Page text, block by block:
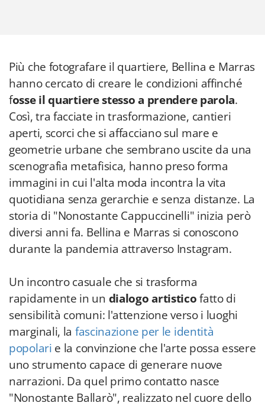
Più che fotografare il quartiere, Bellina e Marras
hanno cercato di creare le condizioni affinché
fosse il quartiere stesso a prendere parola.
Così, tra facciate in trasformazione, cantieri
aperti, scorci che si affacciano sul mare e
geometrie urbane che sembrano uscite da una
scenografia metafisica, hanno preso forma
immagini in cui l'alta moda incontra la vita
quotidiana senza gerarchie e senza distanze. La
storia di "Nonostante Cappuccinelli" inizia però
diversi anni fa. Bellina e Marras si conoscono
durante la pandemia attraverso Instagram.
Un incontro casuale che si trasforma
rapidamente in un dialogo artisticofatto di
sensibilità comuni: l'attenzione verso i luoghi
marginali, la fascinazione per le identità
popolari e la convinzione che l'arte possa essere
uno strumento capace di generare nuove
narrazioni. Da quel primo contatto nasce
"Nonostante Ballarò", realizzato nel cuore dello